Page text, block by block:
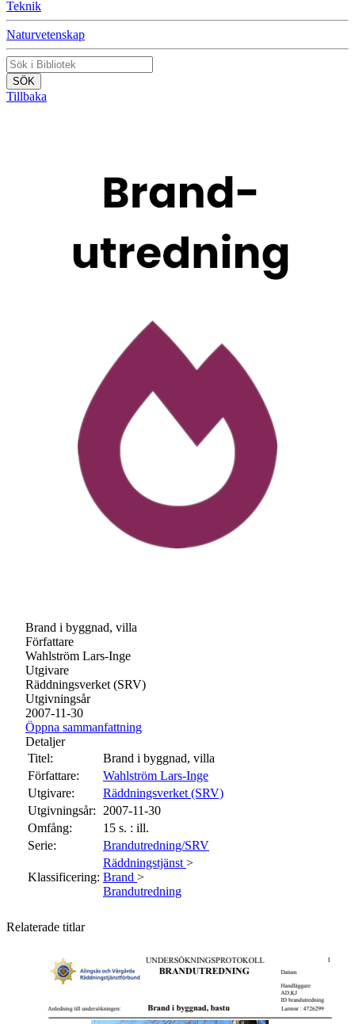
Teknik
Naturvetenskap
Tillbaka
Brand i byggnad, villa
Författare
Wahlström Lars-Inge
Utgivare
Räddningsverket (SRV)
Utgivningsår
2007-11-30
Öppna sammanfattning
Detaljer
Titel:
Brand i byggnad, villa
Författare:
Wahlström Lars-Inge
Utgivare:
Räddningsverket (SRV)
Utgivningsår:
2007-11-30
Omfång:
15 s. : ill.
Serie:
Brandutredning/SRV
Klassificering:
Räddningstjänst >
Brand >
Brandutredning
Relaterade titlar